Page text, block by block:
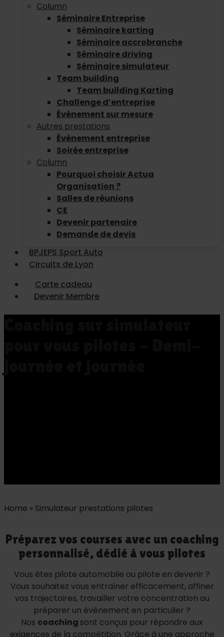
Column
Séminaire Entreprise
Séminaire karting
Séminaire accrobranche
Séminaire driving
Séminaire simulateur
Team building
Team building Karting
Challenge d’entreprise
Événement sur mesure
Autres prestations
Événement entreprise
Soirée entreprise
Column
Pourquoi choisir Actua
Organisation ?
Salles de réunions
CE
Devenir partenaire
Demande de devis
BPJEPS Sport Auto
Circuits de Lyon
Carte cadeau
Devenir Membre
Home » Simulateur prestations pilotes
Préparez vos courses avec un coaching
personnalisé, dédié à vous pilotes
Vous êtes pilote automobile ou pilote en devenir ?
Vous souhaitez vous entraîner efficacement, affiner
vos trajectoires, travailler votre concentration ou
préparer un événement en particulier ?
Nos coaching sont conçus pour répondre aux
exigences de la compétition. Grâce à une approche